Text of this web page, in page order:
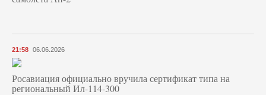
21:58 06.06.2026
Росавиация официально вручила сертификат типа на
региональный Ил-114-300